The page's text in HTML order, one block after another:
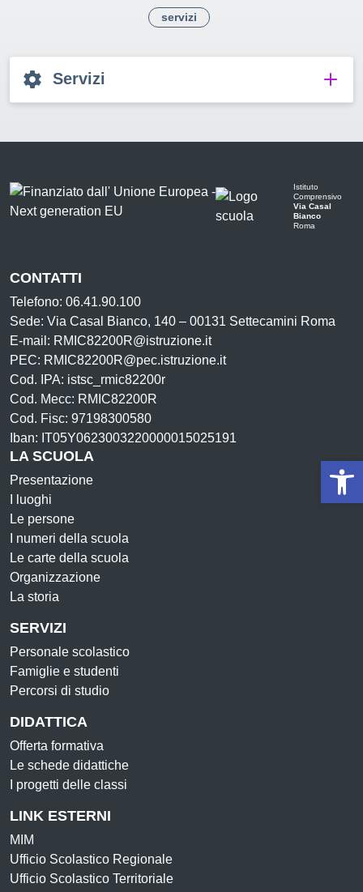
servizi
Servizi
Istituto
Comprensivo
Via Casal
Bianco
Roma
CONTATTI
Telefono: 06.41.90.100
Sede: Via Casal Bianco, 140 – 00131 Settecamini Roma
E-mail: RMIC82200R@istruzione.it
PEC: RMIC82200R@pec.istruzione.it
Cod. IPA: istsc_rmic82200r
Cod. Mecc: RMIC82200R
Cod. Fisc: 97198300580
Iban: IT05Y0623003220000015025191
LA SCUOLA
Presentazione
I luoghi
Le persone
I numeri della scuola
Le carte della scuola
Organizzazione
La storia
SERVIZI
Personale scolastico
Famiglie e studenti
Percorsi di studio
DIDATTICA
Offerta formativa
Le schede didattiche
I progetti delle classi
LINK ESTERNI
MIM
Ufficio Scolastico Regionale
Ufficio Scolastico Territoriale